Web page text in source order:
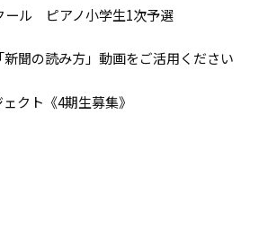
ール ピアノ小学生1次予選
聞の読み方」動画をご活用ください
クト《4期生募集》